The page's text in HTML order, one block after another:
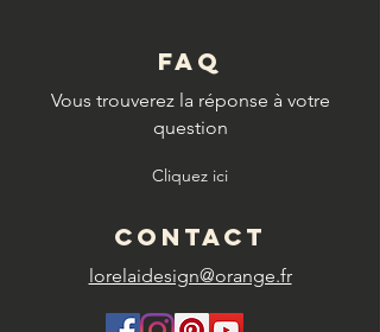
FAQ
Vous trouverez la réponse à votre
question
Cliquez ici
CONTACT
lorelaidesign@orange.fr